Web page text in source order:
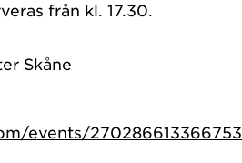
från kl. 17.30.
Skåne
events/270286613366753